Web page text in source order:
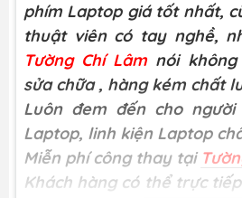
phím Laptop giá tốt nhất,
thuật viên có tay nghề,
Tường Chí Lâm nói
sửa chữa , hàng kém chất
Luôn đem đến cho
Laptop, linh kiện Laptop
Miễn phí công thay tại
Khách hàng có thể trực